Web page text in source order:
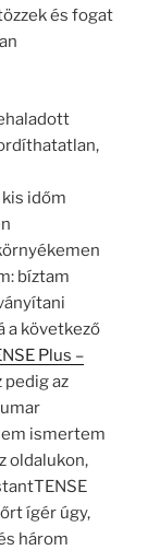
és fogat
időm
bíztam
a következő
Plus –
pedig az
ismertem
oldalukon,
ígér úgy,
három